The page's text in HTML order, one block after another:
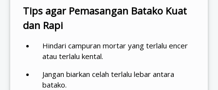
Tips agar Pemasangan Batako Kuat
dan Rapi
Hindari campuran mortar yang terlalu encer
atau terlalu kental.
Jangan biarkan celah terlalu lebar antara
batako.